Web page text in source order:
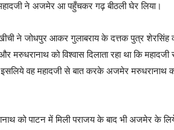
ने अजमेर आ पहुँचकर गढ़ बीठली घेर लिया।
खीची ने जोधपुर आकर गुलाबराय के दत्तक पुत्र शेरसिंह
मरुधरानाथ को विश्वास दिलाता रहा था कि
वह महादजी से बात करके अजमेर मरुधरानाथ
को पाटन में मिली पराजय के बाद भी अजमेर के